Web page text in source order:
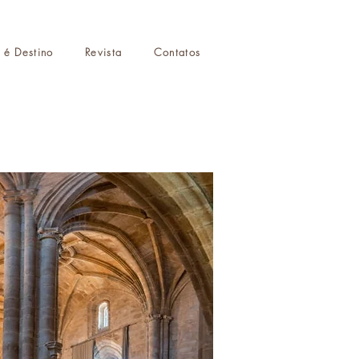
Destino Revista Contatos